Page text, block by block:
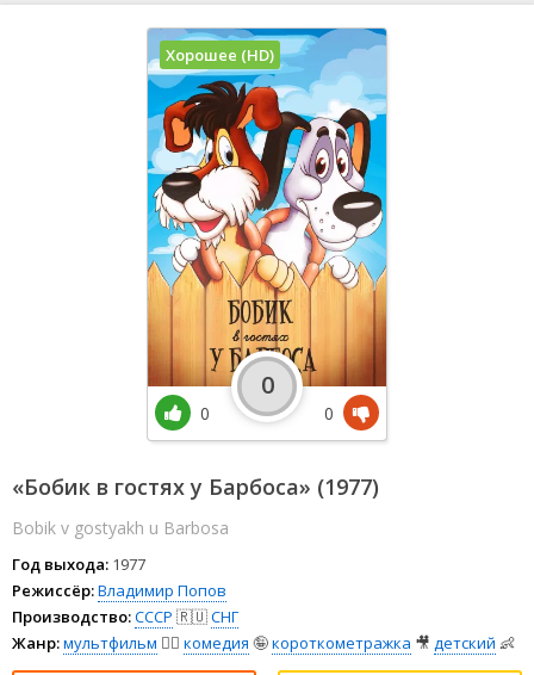
«Бобик в гостях у Барбоса» (1977)
Bobik v gostyakh u Barbosa
Год выхода: 1977
Режиссёр:Владимир Попов
Производство:СССР 🇷🇺СНГ
Жанр:мультфильм 🧚‍♀️ комедия 🤪короткометражка 🎥 детский 👶
Хорошее (HD)
0
0
0